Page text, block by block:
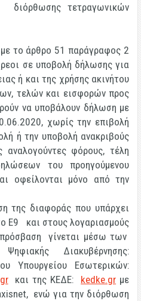
διόρθωσης τετραγωνικών
το άρθρο 51 παράγραφος 2
σε υποβολή δήλωσης για
ή και της χρήσης ακινήτου
τελών και εισφορών προς
να υποβάλουν δήλωση με
χωρίς την επιβολή
ή την υποβολή ανακριβούς
φόρους, τέλη
του προηγούμενου
οφείλονται μόνο από την
της διαφοράς που υπάρχει
Ε9 και στους λογαριασμούς
γίνεται μέσω των
Διακυβέρνησης:
Υπουργείου Εσωτερικών:
και της ΚΕΔΕ: kedke.gr με
ενώ για την διόρθωση